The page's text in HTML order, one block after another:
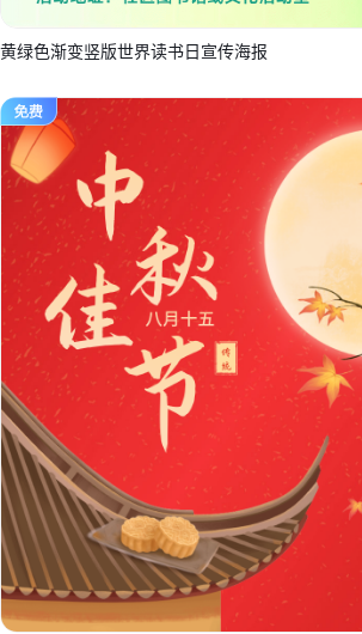
黄绿色渐变竖版世界读书日宣传海报